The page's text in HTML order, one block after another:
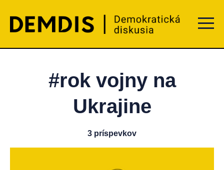
Menu
#rok vojny na
Ukrajine
3 príspevkov